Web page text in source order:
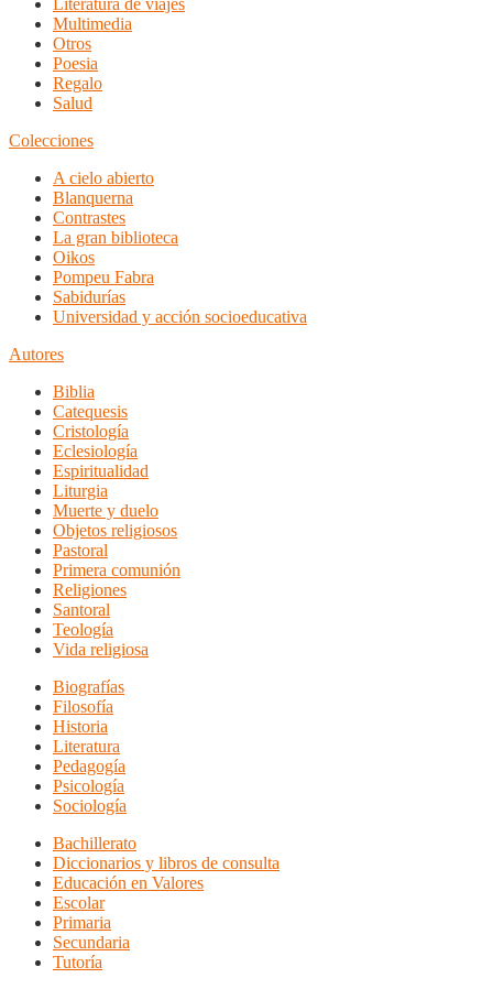
Literatura de viajes
Multimedia
Otros
Poesia
Regalo
Salud
Colecciones
A cielo abierto
Blanquerna
Contrastes
La gran biblioteca
Oikos
Pompeu Fabra
Sabidurías
Universidad y acción socioeducativa
Autores
Biblia
Catequesis
Cristología
Eclesiología
Espiritualidad
Liturgia
Muerte y duelo
Objetos religiosos
Pastoral
Primera comunión
Religiones
Santoral
Teología
Vida religiosa
Biografías
Filosofía
Historia
Literatura
Pedagogía
Psicología
Sociología
Bachillerato
Diccionarios y libros de consulta
Educación en Valores
Escolar
Primaria
Secundaria
Tutoría